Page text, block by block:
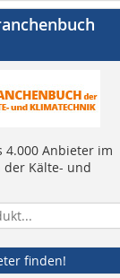
4.000 Anbieter im
der Kälte- und
finden!